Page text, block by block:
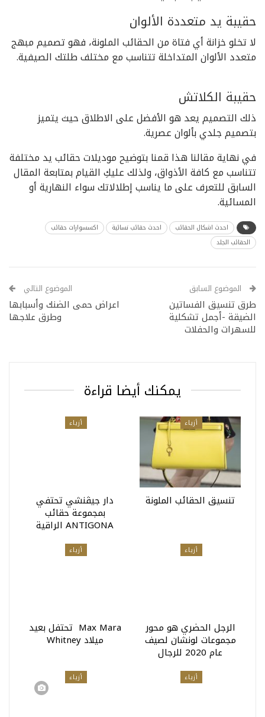
حقيبة يد متعددة الألوان
لا تخلو خزانة أي فتاة من الحقائب الملونة، فهو تصميم مبهج
متعدد الألوان المتداخلة تتناسب مع مختلف طلتك الصيفية.
حقيبة الكلاتش
ذلك التصميم يعد هو الأفضل على الاطلاق حيث يتميز
بتصميم جلدي بألوان عصرية.
في نهاية مقالنا هذا قمنا بتوضيح موديلات حقائب يد مختلفة
تتناسب مع كافة الأذواق، ولذلك عليكِ القيام بمتابعة المقال
السابق للتعرف على ما يناسب إطلالاتك سواء النهارية أو
المسائية.
احدث اشكال الحقائب احدث حقائب نسائية
اكسسوارات حقائب
الحقائب الجلد
الموضوع السابق
طرق تنسيق الفساتين
الضيقة -أجمل تشكلية
للسهرات والحفلات
الموضوع التالي
اعراض حمى الضنك وأسبابها
وطرق علاجها
يمكنك أيضا قراءة
أزياء
تنسيق الحقائب الملونة
أزياء
دار جيڤنشي تحتفي
بمجموعة حقائب
ANTIGONA الراقية
أزياء
الرجل الحضري هو محور
مجموعات لونشان لصيف
عام 2020 للرجال
أزياء
Max Mara تحتفل بعيد
ميلاد Whitney
أزياء أزياء